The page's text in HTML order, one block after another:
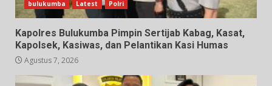
bulukumba Latest Polri
Kapolres Bulukumba Pimpin Sertijab Kabag, Kasat,
Kapolsek, Kasiwas, dan Pelantikan Kasi Humas
Agustus 7, 2026